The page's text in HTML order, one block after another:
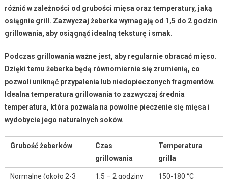
różnić w zależności od grubości mięsa oraz temperatury, jaką
osiągnie grill. Zazwyczaj żeberka wymagają od 1,5 do 2 godzin
grillowania, aby osiągnąć idealną teksturę i smak.
Podczas grillowania ważne jest, aby regularnie obracać mięso.
Dzięki temu żeberka będą równomiernie się zrumienią, co
pozwoli uniknąć przypalenia lub niedopieczonych fragmentów.
Idealna temperatura grillowania to zazwyczaj średnia
temperatura, która pozwala na powolne pieczenie się mięsa i
wydobycie jego naturalnych soków.
Grubość żeberków
Czas
grillowania
Temperatura
grilla
Normalne (około 2-3
1,5 – 2 godziny 150-180 °C